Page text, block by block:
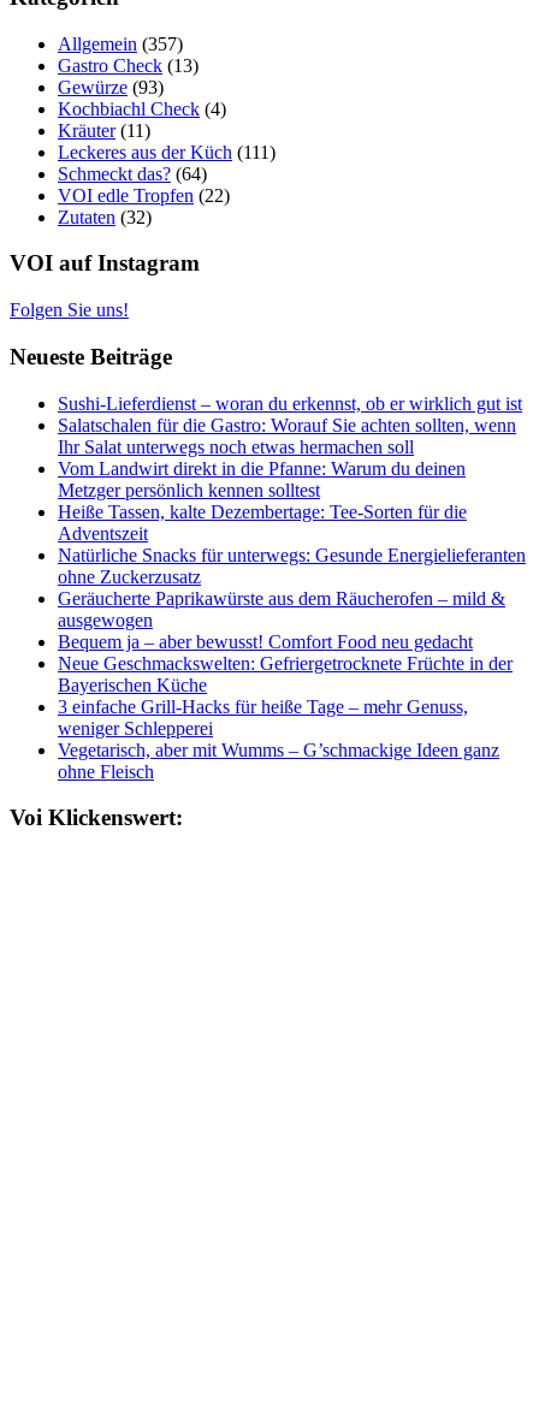
Allgemein (357)
Gastro Check (13)
Gewürze (93)
Kochbiachl Check (4)
Kräuter(11)
Leckeres aus der Küch (111)
Schmeckt das? (64)
VOI edle Tropfen (22)
Zutaten (32)
VOI auf Instagram
Folgen Sie uns!
Neueste Beiträge
Sushi-Lieferdienst – woran du erkennst, ob er wirklich gut ist
Salatschalen für die Gastro: Worauf Sie achten sollten, wenn
Ihr Salat unterwegs noch etwas hermachen soll
Vom Landwirt direkt in die Pfanne: Warum du deinen
Metzger persönlich kennen solltest
Heiße Tassen, kalte Dezembertage: Tee-Sorten für die
Adventszeit
Natürliche Snacks für unterwegs: Gesunde Energielieferanten
ohne Zuckerzusatz
Geräucherte Paprikawürste aus dem Räucherofen – mild &
ausgewogen
Bequem ja – aber bewusst! Comfort Food neu gedacht
Neue Geschmackswelten: Gefriergetrocknete Früchte in der
Bayerischen Küche
3 einfache Grill-Hacks für heiße Tage – mehr Genuss,
weniger Schlepperei
Vegetarisch, aber mit Wumms – G’schmackige Ideen ganz
ohne Fleisch
Voi Klickenswert: